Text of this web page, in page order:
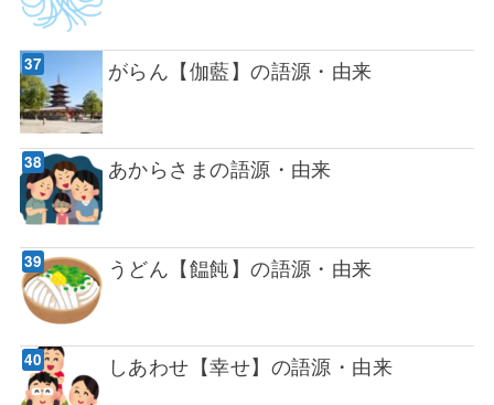
がらん【伽藍】の語源・由来
あからさまの語源・由来
うどん【饂飩】の語源・由来
しあわせ【幸せ】の語源・由来